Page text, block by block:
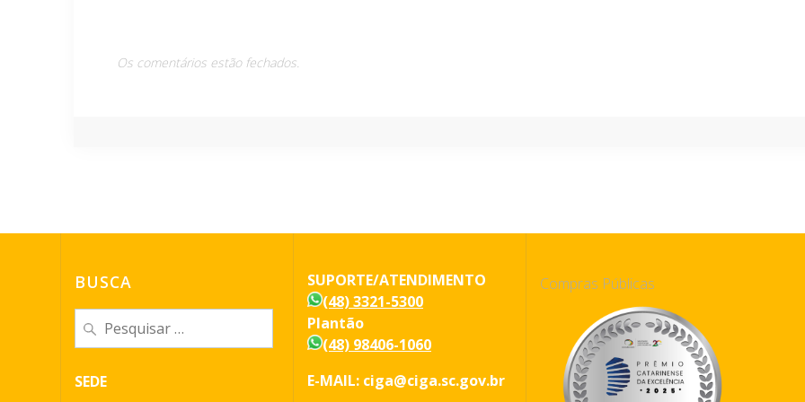
Os comentários estão fechados.
BUSCA
Pesquisar
por:
SEDE
SUPORTE/ATENDIMENTO
(48) 3321-5300
Plantão
(48) 98406-1060
E-MAIL: ciga@ciga.sc.gov.br
Compras Públicas